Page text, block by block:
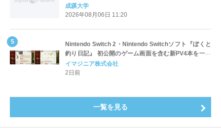
全国第1位を獲得！～実就職率は26.5%（前年比＋
4.3pt）に伸長、東京の私立大学でも10位にランクイン
成蹊大学
2026年08月06日 11:20
Nintendo Switch 2・Nintendo Switchソフト『ぼくと
釣り日記』 初公開のゲーム画面を含む新PV4本を一挙
公開！
イマジニア株式会社
2日前
一覧を見る